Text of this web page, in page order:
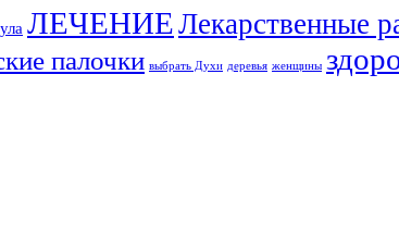
ЛЕЧЕНИЕЛекарственные
палочки выбрать Духи деревья женщины